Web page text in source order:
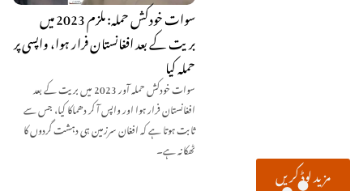
سوات خودکش حملہ: ملزم 2023 میں
بریت کے بعد افغانستان فرار ہوا، واپسی پر
حملہ کیا
سوات خودکش حملہ آور 2023 میں بریت کے بعد
افغانستان فرار ہوا اور واپس آ کر دھماکا کیا، جس سے
ثابت ہوتا ہے کہ افغان سرزمین ہی دہشت گردوں کا
ٹھکانہ ہے۔
مزید لوڈ کریں